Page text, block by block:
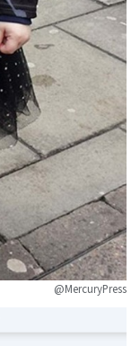
@MercuryPress